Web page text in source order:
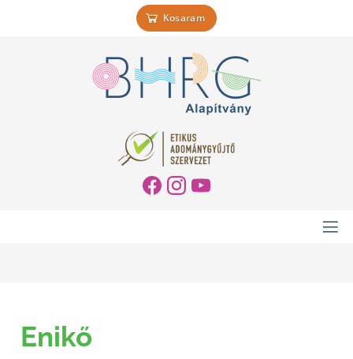
Kosaram
Enikő